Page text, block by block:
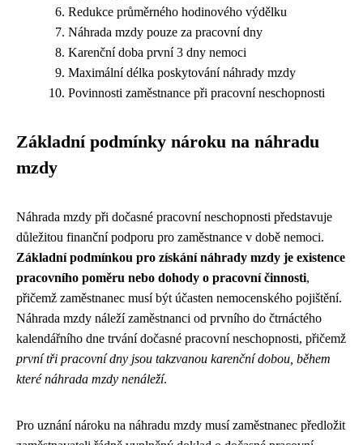
Redukce průměrného hodinového výdělku
Náhrada mzdy pouze za pracovní dny
Karenční doba první 3 dny nemoci
Maximální délka poskytování náhrady mzdy
Povinnosti zaměstnance při pracovní neschopnosti
Základní podmínky nároku na náhradu
mzdy
Náhrada mzdy při dočasné pracovní neschopnosti představuje
důležitou finanční podporu pro zaměstnance v době nemoci.
Základní podmínkou pro získání náhrady mzdy je existence
pracovního poměru nebo dohody o pracovní činnosti,
přičemž zaměstnanec musí být účasten nemocenského pojištění.
Náhrada mzdy náleží zaměstnanci od prvního do čtrnáctého
kalendářního dne trvání dočasné pracovní neschopnosti, přičemž
první tři pracovní dny jsou takzvanou karenční dobou, během
které náhrada mzdy nenáleží.
Pro uznání nároku na náhradu mzdy musí zaměstnanec předložit